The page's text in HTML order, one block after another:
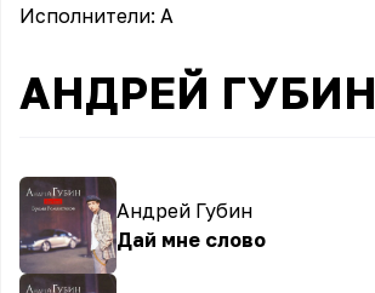
Исполнители: А
АНДРЕЙ ГУБИН
Андрей Губин
Дай мне слово